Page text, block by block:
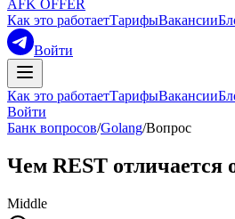
AFK OFFER
Как это работаетТарифыВакансии
Войти
Как это работаетТарифыВакансии
Войти
Банк вопросов/Golang/Вопрос
Чем REST отличается
Middle